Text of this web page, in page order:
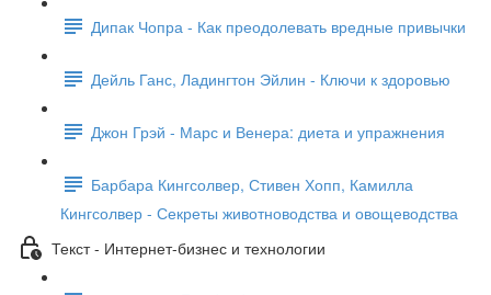
Дипак Чопра - Как преодолевать вредные привычки
Дейль Ганс, Ладингтон Эйлин - Ключи к здоровью
Джон Грэй - Марс и Венера: диета и упражнения
Барбара Кингсолвер, Стивен Хопп, Камилла
Кингсолвер - Секреты животноводства и овощеводства
Текст - Интернет-бизнес и технологии